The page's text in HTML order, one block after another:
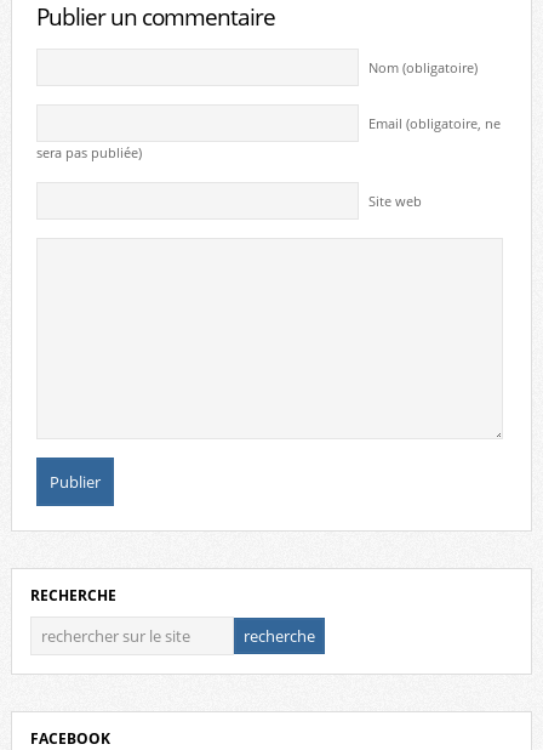
Publier un commentaire
Nom (obligatoire)
Email (obligatoire, ne
sera pas publiée)
Site web
RECHERCHE
FACEBOOK